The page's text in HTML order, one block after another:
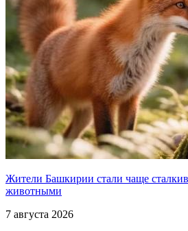
Жители Башкирии стали чаще
животными
7 августа 2026